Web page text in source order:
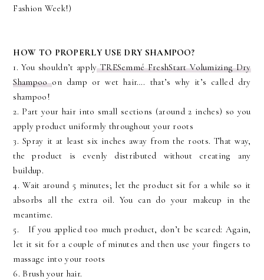
Fashion Week!)
HOW TO PROPERLY USE DRY SHAMPOO?
1. You shouldn’t applyTRESemmé FreshStart Volumizing Dry
Shampooon damp or wet hair…. that’s why it’s called dry
shampoo!
2. Part your hair into small sections (around 2 inches) so you
apply product uniformly throughout your roots
3. Spray it at least six inches away from the roots. That way,
the product is evenly distributed without creating any
buildup.
4. Wait around 5 minutes; let the product sit for a while so it
absorbs all the extra oil. You can do your makeup in the
meantime.
5.
If you applied too much product, don’t be scared: Again,
let it sit for a couple of minutes and then use your fingers to
massage into your roots
6. Brush your hair.